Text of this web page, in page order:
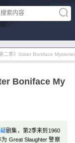
二季》Sister Boniface
Boniface My
剧集，第2季来到1960
Great Slaughter 警察